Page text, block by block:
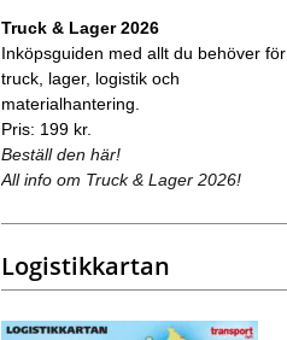
Truck & Lager 2026
Inköpsguiden med allt du behöver för
truck, lager, logistik och
materialhantering.
Pris: 199 kr.
Beställ den här!
All info om Truck & Lager 2026!
Logistikkartan